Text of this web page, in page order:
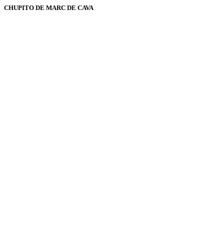
CHUPITO DE MARC DE CAVA